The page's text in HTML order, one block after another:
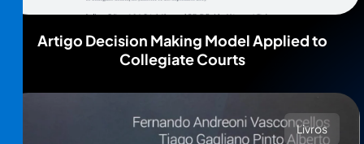
Artigo Decision Making Model Applied to
Collegiate Courts
Livros